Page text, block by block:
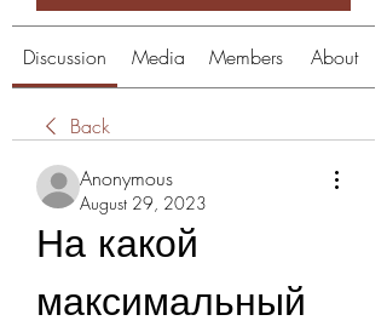
Discussion Media Members About
Back
Anonymous
August 29, 2023
На какой
максимальный